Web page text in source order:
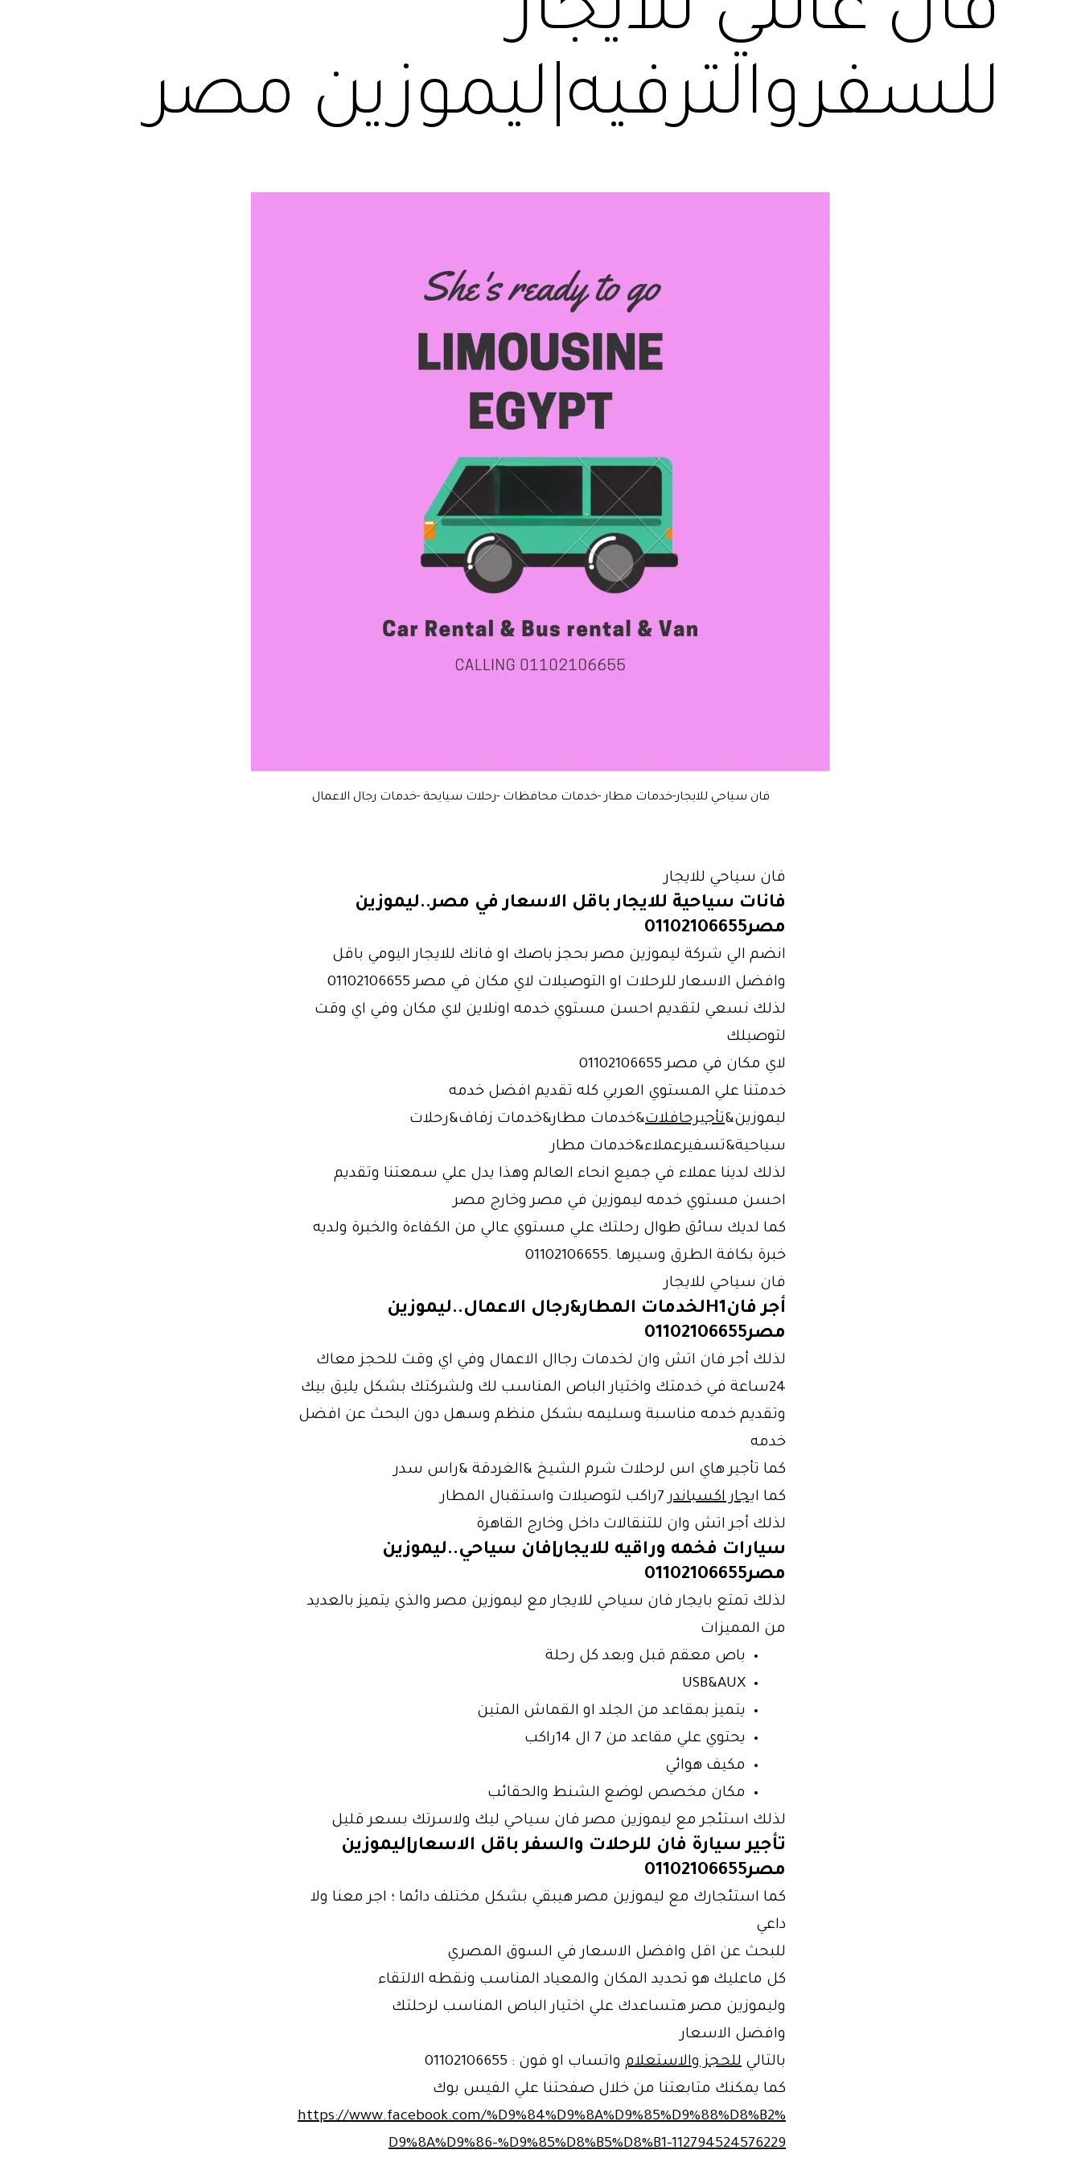
فان عائلي للايجار
للسفروالترفيه|ليموزين مصر
فان سياحي للايجار-خدمات مطار -خدمات محافظات -رحلات سيايحة -خدمات رجال الاعمال
فان سياحي للايجار
فانات سياحية للايجار باقل الاسعار في مصر..ليموزين
مصر01102106655
انضم الي شركة ليموزين مصر بحجز باصك او فانك للايجار اليومي باقل
وافضل الاسعار للرحلات او التوصيلات لاي مكان في مصر 01102106655
لذلك نسعي لتقديم احسن مستوي خدمه اونلاين لاي مكان وفي اي وقت
لتوصيلك
لاي مكان في مصر 01102106655
خدمتنا علي المستوي العربي كله تقديم افضل خدمه
ليموزين&تأجيرحافلات&خدمات مطار&خدمات زفاف&رحلات
سياحية&تسفيرعملاء&خدمات مطار
لذلك لدينا عملاء في جميع انحاء العالم وهذا يدل علي سمعتنا وتقديم
احسن مستوي خدمه ليموزين في مصر وخارج مصر
كما لديك سائق طوال رحلتك علي مستوي عالي من الكفاءة والخبرة ولديه
خبرة بكافة الطرق وسيرها .01102106655
فان سياحي للايجار
أجر فانH1لخدمات المطار&رجال الاعمال..ليموزين
مصر01102106655
لذلك أجر فان اتش وان لخدمات رجاال الاعمال وفي اي وقت للحجز معاك
24ساعة في خدمتك واختيار الباص المناسب لك ولشركتك بشكل يليق بيك
وتقديم خدمه مناسبة وسليمه بشكل منظم وسهل دون البحث عن افضل
خدمه
كما تأجير هاي اس لرحلات شرم الشيخ &الغردقة &راس سدر
كما ايجار اكسباندر
لذلك أجر اتش وان للتنقالات داخل وخارج القاهرة
سيارات فخمه وراقيه للايجار|فان سياحي..ليموزين
مصر01102106655
لذلك تمتع بايجار فان سياحي للايجار مع ليموزين مصر والذي يتميز بالعديد
من المميزات
باص معقم قبل وبعد كل رحلة
USB&AUX
يتميز بمقاعد من الجلد او القماش المتين
يحتوي علي مقاعد من 7 ال 14راكب
مكيف هوائي
مكان مخصص لوضع الشنط والحقائب
لذلك استئجر مع ليموزين مصر فان سياحي ليك ولاسرتك بسعر قليل
تأجير سيارة فان للرحلات والسفر باقل الاسعار|ليموزين
مصر01102106655
كما استئجارك مع ليموزين مصر هيبقي بشكل مختلف دائما ؛ اجر معنا ولا
داعي
للبحث عن اقل وافضل الاسعار في السوق المصري
كل ماعليك هو تحديد المكان والمعياد المناسب ونقطه الالتقاء
وليموزين مصر هتساعدك علي اختيار الباص المناسب لرحلتك
وافضل الاسعار
بالتالي للحجز والاستعلام واتساب او فون : 01102106655
كما يمكنك متابعتنا من خلال صفحتنا علي الفيس بوك
https://www.facebook.com/%D9%84%D9%8A%D9%85%D9%88%D8%B2%
D9%8A%D9%86-%D9%85%D8%B5%D8%B1-112794524576229